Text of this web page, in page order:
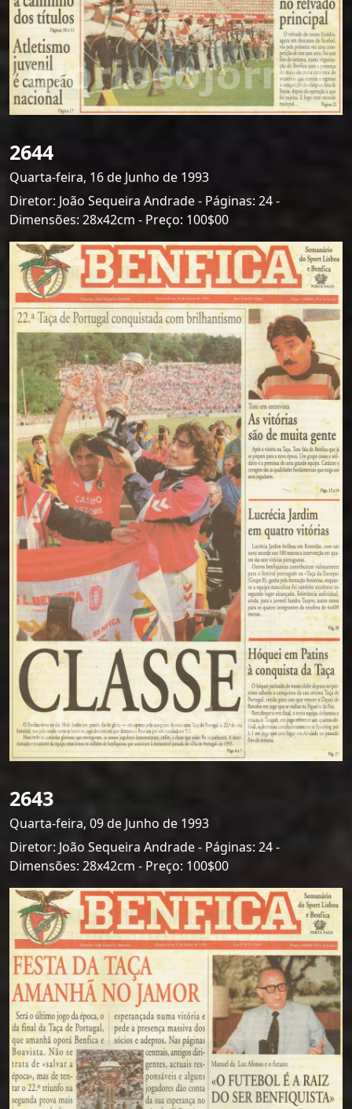
2644
Quarta-feira, 16 de Junho de 1993
Diretor: João Sequeira Andrade - Páginas: 24 -
Dimensões: 28x42cm - Preço: 100$00
2643
Quarta-feira, 09 de Junho de 1993
Diretor: João Sequeira Andrade - Páginas: 24 -
Dimensões: 28x42cm - Preço: 100$00